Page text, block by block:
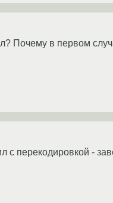
Почему в первом
перекодировкой -